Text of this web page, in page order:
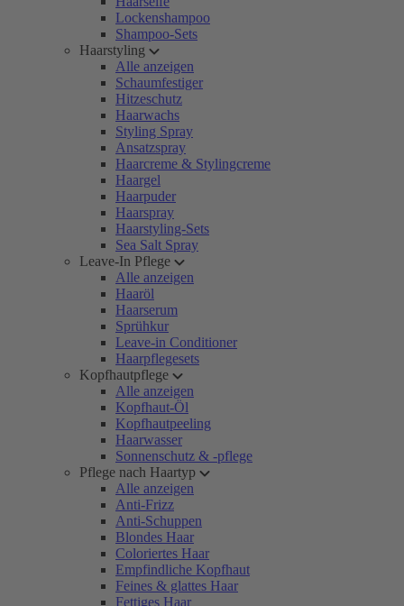
Lockenshampoo
Shampoo-Sets
Haarstyling
Alle anzeigen
Schaumfestiger
Hitzeschutz
Haarwachs
Styling Spray
Ansatzspray
Haarcreme & Stylingcreme
Haargel
Haarpuder
Haarspray
Haarstyling-Sets
Sea Salt Spray
Leave-In Pflege
Alle anzeigen
Haaröl
Haarserum
Sprühkur
Leave-in Conditioner
Haarpflegesets
Kopfhautpflege
Alle anzeigen
Kopfhaut-Öl
Kopfhautpeeling
Haarwasser
Sonnenschutz & -pflege
Pflege nach Haartyp
Alle anzeigen
Anti-Frizz
Anti-Schuppen
Blondes Haar
Coloriertes Haar
Empfindliche Kopfhaut
Feines & glattes Haar
Fettiges Haar